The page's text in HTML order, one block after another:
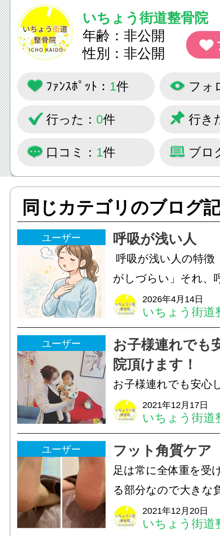
いちょう街道整骨院
年齢：非公開
性別：非公開
ﾌｧﾝｽﾎﾟｯﾄ： 1件 フォ
行った： 0件 行き
口コミ： 1件 ブロ
同じカテゴリのブログ
ユーザー 呼吸が浅い人
呼吸が浅い人の特
がしづらい」それ、
ているサインかもし
⸻こんな特徴あり
すぐ疲れやすい→ 酸
込めていない 常に
2026年4月14日
いちょう街道
ユーザー
お子様連れでも
院頂けます！
お子様連れでも安心
ます✨産後の骨盤調
ニングなどお母さん
ューも沢山あります
@ichokaidoい...
2021年12月17日
いちょう街道
ユーザー フット角質ケア
足は常に全体重を受
る部分なので大きな
います。刺激から守
が厚くなってしまい
2021年12月20日
いちょう街道